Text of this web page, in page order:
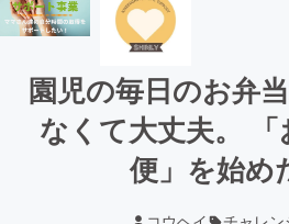
園児の毎日のお弁
なくて大丈夫。
便」を始め